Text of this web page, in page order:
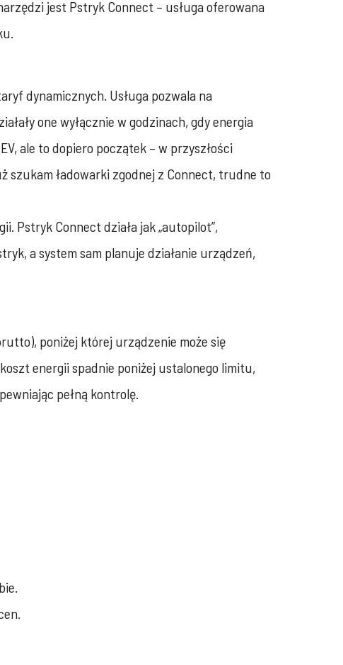
jest Pstryk Connect – usługa oferowana
dynamicznych. Usługa pozwala na
one wyłącznie w godzinach, gdy energia
ale to dopiero początek – w przyszłości
szukam ładowarki zgodnej z Connect, trudne to
Pstryk Connect działa jak „autopilot”,
a system sam planuje działanie urządzeń,
poniżej której urządzenie może się
energii spadnie poniżej ustalonego limitu,
pełną kontrolę.